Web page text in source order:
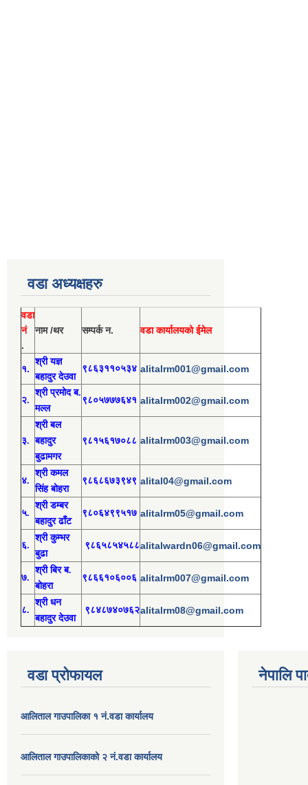
वडा अध्यक्षहरु
वडा
नं
.
नाम /थर सम्पर्क न. वडा कार्यालयको ईमेल
१.
श्री यज्ञ
बहादुर देउवा
९८६३११०५३४ alitalrm001@gmail.com
२.
श्रीप्रमोदब.
मल्ल
९८०५७७७६४१ alitalrm002@gmail.com
३.
श्रीबल
बहादुर
बुढामगर
९८१५६१७०८८ alitalrm003@gmail.com
४.
श्री कमल
सिंह बोहरा
९८६८६७३९४९ alital04@gmail.com
५.
श्री डम्बर
बहादुर ढाँट
९८०६४९९५१७ alitalrm05@gmail.com
६.
श्री कुम्भर
बुढा
९८६५८५४५८८alitalwardn06@gmail.com
७.
श्री बिर ब.
बोहरा
९८६६१०६००६ alitalrm007@gmail.com
८.
श्री धन
बहादुर देउवा
९८४८७४०७६२alitalrm08@gmail.com
वडा प्रोफायल
आलिताल गाउपालिका १ नं.वडा कार्यालय
आलिताल गाउपालिकाको २ नं.वडा कार्यालय
नेपालि